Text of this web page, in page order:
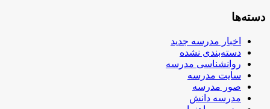
دسته‌ها
اخبار مدرسه جدید
دسته‌بندی نشده
روانشناسی مدرسه
سایت مدرسه
صور مدرسه
مدرسه دانش